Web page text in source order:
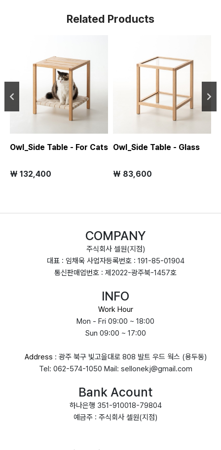
Related Products
Owl_Side Table - For Cats
₩ 132,400
Owl_Side Table - Glass
₩ 83,600
COMPANY
주식회사 셀원(지점)
대표 : 임채욱 사업자등록번호 : 191-85-01904
통신판매업번호 : 제2022-광주북-1457호
INFO
Work Hour
Mon - Fri 09:00 ~ 18:00
Sun 09:00 ~ 17:00
Address : 광주 북구 빛고을대로 808 발트 우드 웍스 (용두동)
Tel: 062-574-1050 Mail: sellonekj@gmail.com
Bank Acount
하나은행 351-910018-79804
예금주 : 주식회사 셀원(지점)